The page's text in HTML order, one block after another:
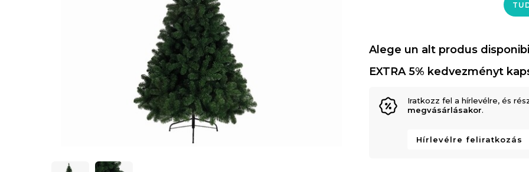
Alege un alt produs
EXTRA 5% kedvezményt
Iratkozz fel a hírlevélre, és
megvásárlásakor.
Hírlevélre feliratkozás